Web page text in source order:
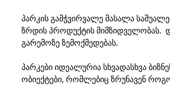
პარკის გამჭვირვალე მასალა
ზრდის პროდუქტის მიმზიდველობას.
გარემოზე ზემოქმედებას.
პარკები იდეალურია სხვადასხვა
ობიექტები, რომლებიც ზრუნავენ